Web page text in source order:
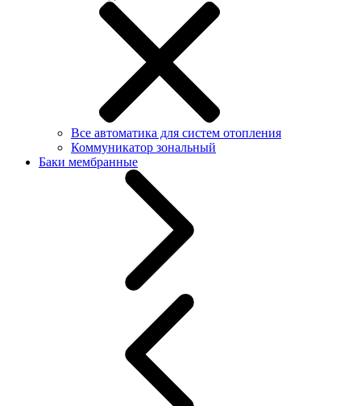
Все автоматика для систем отопления
Коммуникатор зональный
Баки мембранные